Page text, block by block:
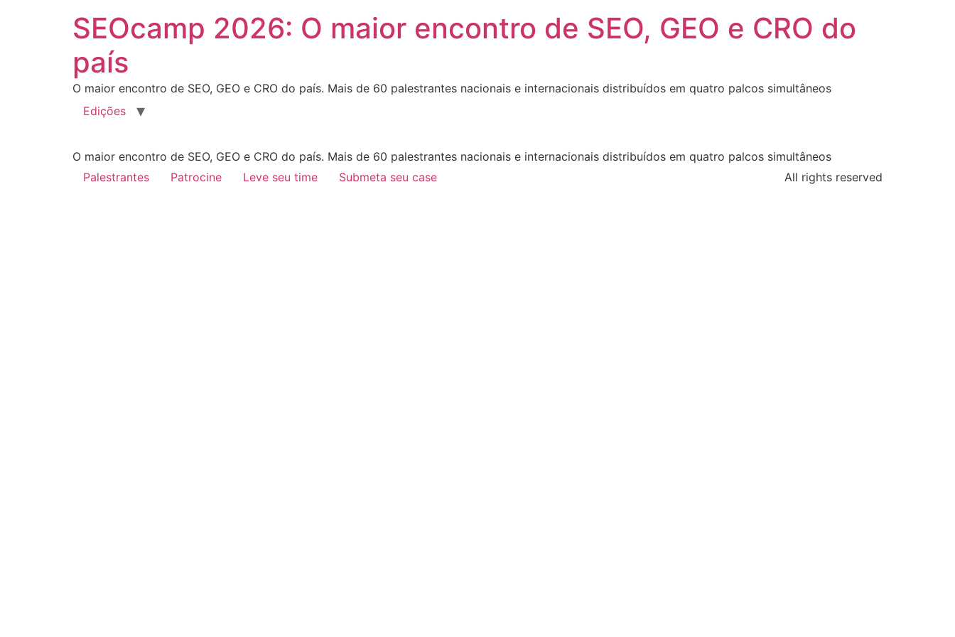
SEOcamp 2026: O maior encontro de SEO, GEO e CRO do
país
O maior encontro de SEO, GEO e CRO do país. Mais de 60 palestrantes nacionais e internacionais distribuídos em quatro palcos simultâneos
Edições
O maior encontro de SEO, GEO e CRO do país. Mais de 60 palestrantes nacionais e internacionais distribuídos em quatro palcos simultâneos
Palestrantes
Patrocine Leve seu time Submeta seu case All rights reserved